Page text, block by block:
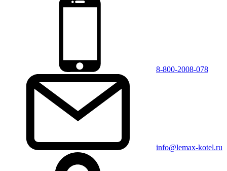
8-800-2008-078
info@lemax-kotel.ru